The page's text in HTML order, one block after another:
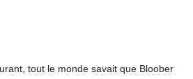
tout le monde savait que Bloober